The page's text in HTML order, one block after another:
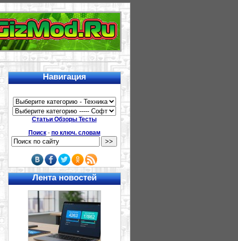
Навигация
Статьи Обзоры Тесты
Поиск- по ключ. словам
Лента новостей